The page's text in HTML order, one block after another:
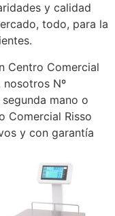
y calidad
todo, para la
Centro Comercial
nosotros Nº
mano o
Comercial Risso
y con garantía